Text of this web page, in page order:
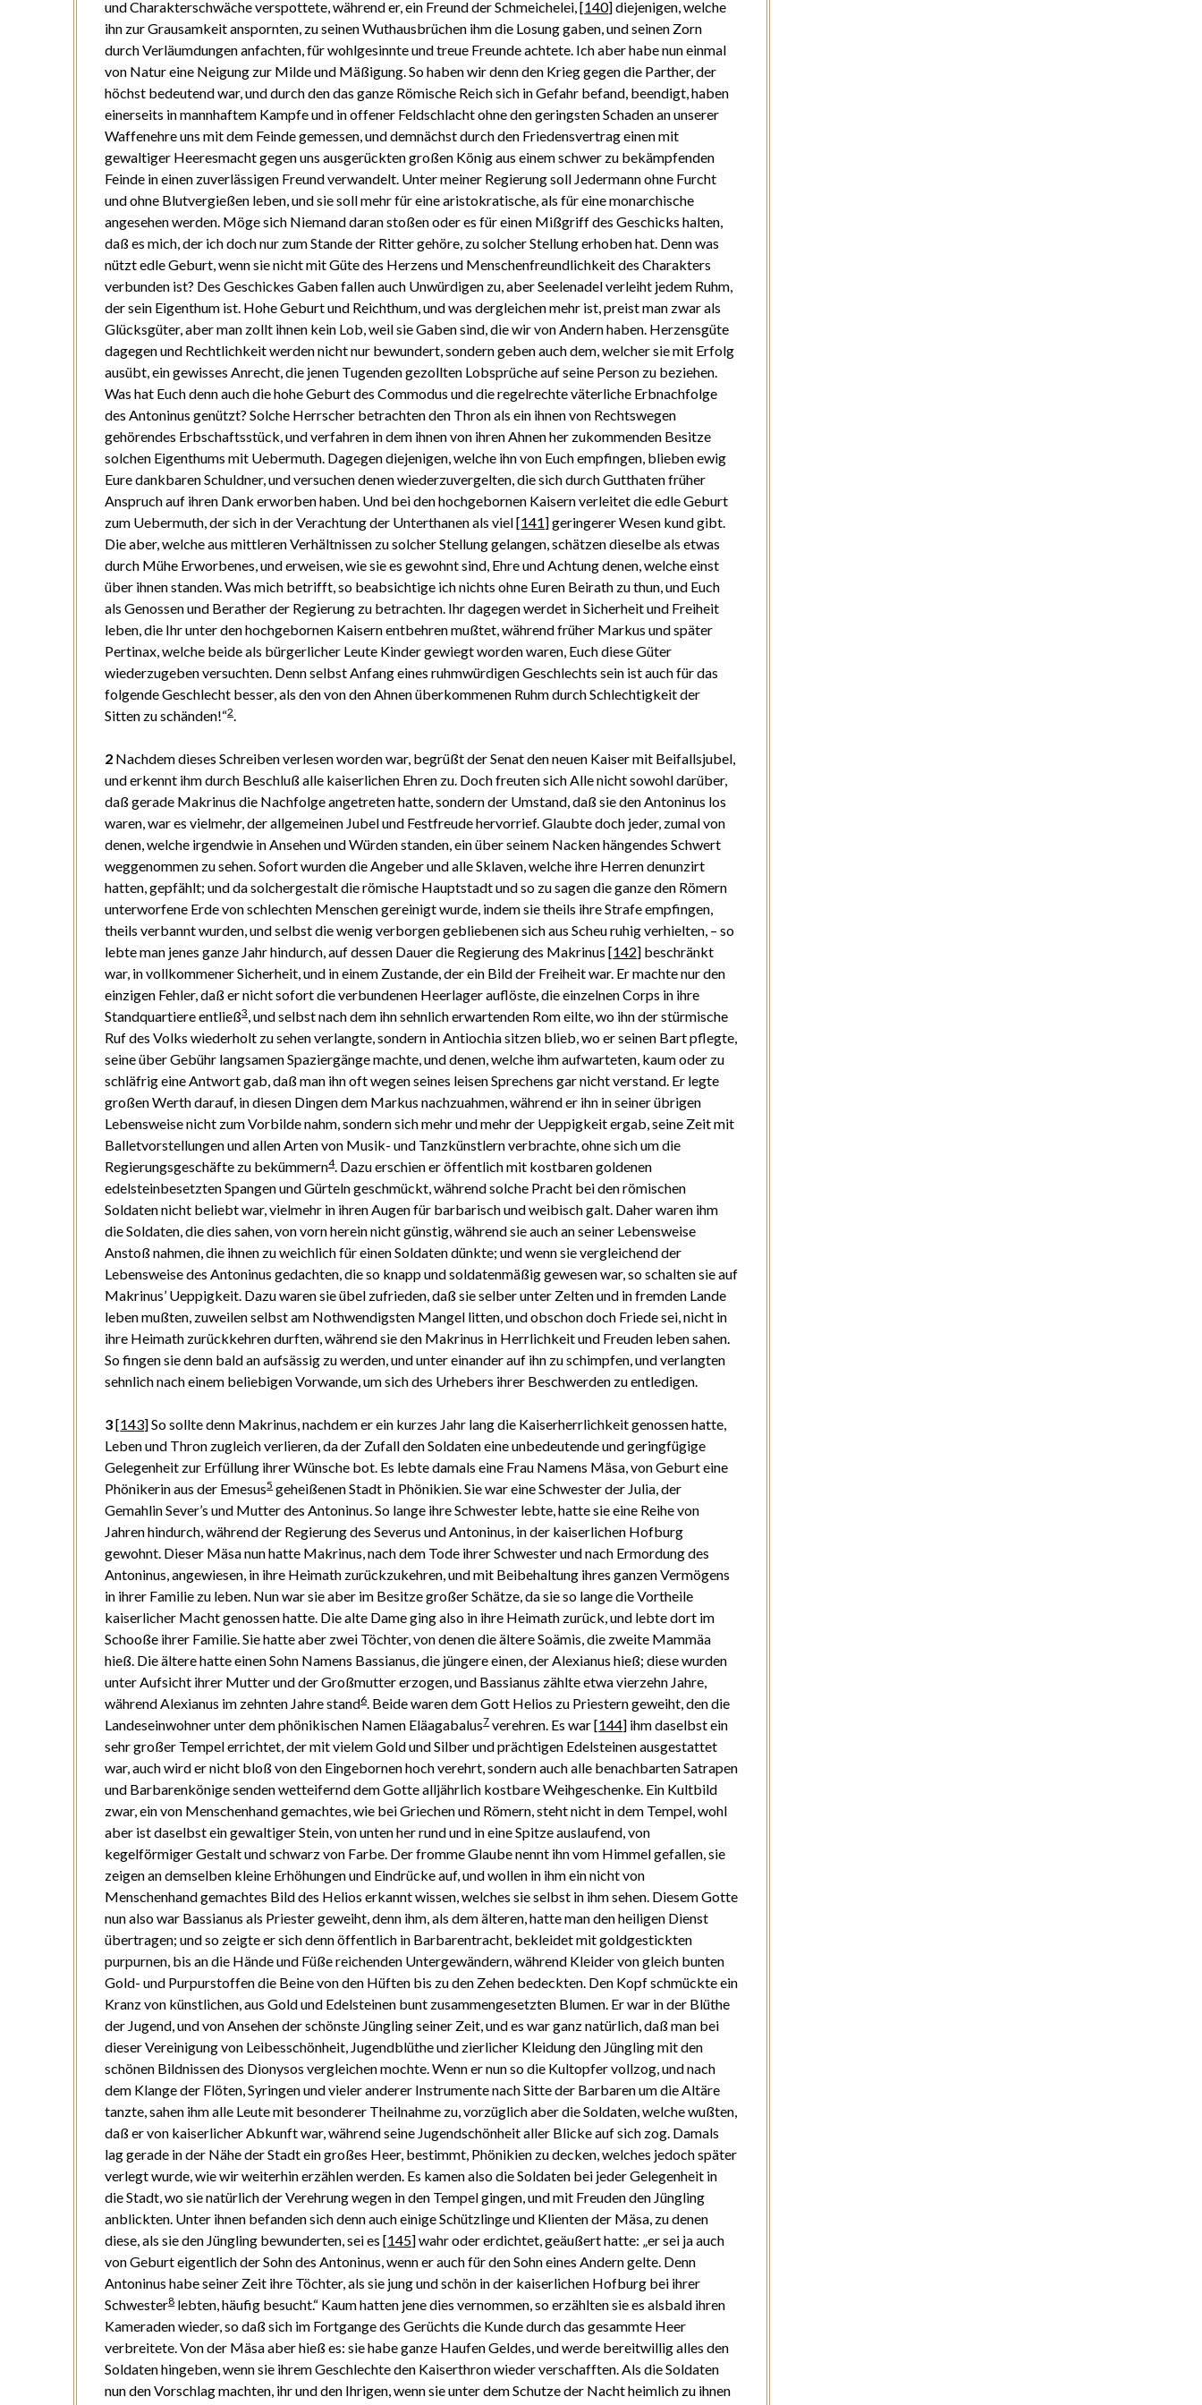
und Charakterschwäche verspottete, während er, ein Freund der Schmeichelei,[140]diejenigen, welche
ihn zur Grausamkeit anspornten, zu seinen Wuthausbrüchen ihm die Losung gaben, und seinen Zorn
durch Verläumdungen anfachten, für wohlgesinnte und treue Freunde achtete. Ich aber habe nun einmal
von Natur eine Neigung zur Milde und Mäßigung. So haben wir denn den Krieg gegen die Parther, der
höchst bedeutend war, und durch den das ganze Römische Reich sich in Gefahr befand, beendigt, haben
einerseits in mannhaftem Kampfe und in offener Feldschlacht ohne den geringsten Schaden an unserer
Waffenehre uns mit dem Feinde gemessen, und demnächst durch den Friedensvertrag einen mit
gewaltiger Heeresmacht gegen uns ausgerückten großen König aus einem schwer zu bekämpfenden
Feinde in einen zuverlässigen Freund verwandelt. Unter meiner Regierung soll Jedermann ohne Furcht
und ohne Blutvergießen leben, und sie soll mehr für eine aristokratische, als für eine monarchische
angesehen werden. Möge sich Niemand daran stoßen oder es für einen Mißgriff des Geschicks halten,
daß es mich, der ich doch nur zum Stande der Ritter gehöre, zu solcher Stellung erhoben hat. Denn was
nützt edle Geburt, wenn sie nicht mit Güte des Herzens und Menschenfreundlichkeit des Charakters
verbunden ist? Des Geschickes Gaben fallen auch Unwürdigen zu, aber Seelenadel verleiht jedem Ruhm,
der sein Eigenthum ist. Hohe Geburt und Reichthum, und was dergleichen mehr ist, preist man zwar als
Glücksgüter, aber man zollt ihnen kein Lob, weil sie Gaben sind, die wir von Andern haben. Herzensgüte
dagegen und Rechtlichkeit werden nicht nur bewundert, sondern geben auch dem, welcher sie mit Erfolg
ausübt, ein gewisses Anrecht, die jenen Tugenden gezollten Lobsprüche auf seine Person zu beziehen.
Was hat Euch denn auch die hohe Geburt des Commodus und die regelrechte väterliche Erbnachfolge
des Antoninus genützt? Solche Herrscher betrachten den Thron als ein ihnen von Rechtswegen
gehörendes Erbschaftsstück, und verfahren in dem ihnen von ihren Ahnen her zukommenden Besitze
solchen Eigenthums mit Uebermuth. Dagegen diejenigen, welche ihn von Euch empfingen, blieben ewig
Eure dankbaren Schuldner, und versuchen denen wiederzuvergelten, die sich durch Gutthaten früher
Anspruch auf ihren Dank erworben haben. Und bei den hochgebornen Kaisern verleitet die edle Geburt
zum Uebermuth, der sich in der Verachtung der Unterthanen als viel[141]geringerer Wesen kund gibt.
Die aber, welche aus mittleren Verhältnissen zu solcher Stellung gelangen, schätzen dieselbe als etwas
durch Mühe Erworbenes, und erweisen, wie sie es gewohnt sind, Ehre und Achtung denen, welche einst
über ihnen standen. Was mich betrifft, so beabsichtige ich nichts ohne Euren Beirath zu thun, und Euch
als Genossen und Berather der Regierung zu betrachten. Ihr dagegen werdet in Sicherheit und Freiheit
leben, die Ihr unter den hochgebornen Kaisern entbehren mußtet, während früher Markus und später
Pertinax, welche beide als bürgerlicher Leute Kinder gewiegt worden waren, Euch diese Güter
wiederzugeben versuchten. Denn selbst Anfang eines ruhmwürdigen Geschlechts sein ist auch für das
folgende Geschlecht besser, als den von den Ahnen überkommenen Ruhm durch Schlechtigkeit der
Sitten zu schänden!“2.
2 Nachdem dieses Schreiben verlesen worden war, begrüßt der Senat den neuen Kaiser mit Beifallsjubel,
und erkennt ihm durch Beschluß alle kaiserlichen Ehren zu. Doch freuten sich Alle nicht sowohl darüber,
daß gerade Makrinus die Nachfolge angetreten hatte, sondern der Umstand, daß sie den Antoninus los
waren, war es vielmehr, der allgemeinen Jubel und Festfreude hervorrief. Glaubte doch jeder, zumal von
denen, welche irgendwie in Ansehen und Würden standen, ein über seinem Nacken hängendes Schwert
weggenommen zu sehen. Sofort wurden die Angeber und alle Sklaven, welche ihre Herren denunzirt
hatten, gepfählt; und da solchergestalt die römische Hauptstadt und so zu sagen die ganze den Römern
unterworfene Erde von schlechten Menschen gereinigt wurde, indem sie theils ihre Strafe empfingen,
theils verbannt wurden, und selbst die wenig verborgen gebliebenen sich aus Scheu ruhig verhielten, – so
lebte man jenes ganze Jahr hindurch, auf dessen Dauer die Regierung des Makrinus[142] beschränkt
war, in vollkommener Sicherheit, und in einem Zustande, der ein Bild der Freiheit war. Er machte nur den
einzigen Fehler, daß er nicht sofort die verbundenen Heerlager auflöste, die einzelnen Corps in ihre
Standquartiere entließ3, und selbst nach dem ihn sehnlich erwartenden Rom eilte, wo ihn der stürmische
Ruf des Volks wiederholt zu sehen verlangte, sondern in Antiochia sitzen blieb, wo er seinen Bart pflegte,
seine über Gebühr langsamen Spaziergänge machte, und denen, welche ihm aufwarteten, kaum oder zu
schläfrig eine Antwort gab, daß man ihn oft wegen seines leisen Sprechens gar nicht verstand. Er legte
großen Werth darauf, in diesen Dingen dem Markus nachzuahmen, während er ihn in seiner übrigen
Lebensweise nicht zum Vorbilde nahm, sondern sich mehr und mehr der Ueppigkeit ergab, seine Zeit mit
Balletvorstellungen und allen Arten von Musik- und Tanzkünstlern verbrachte, ohne sich um die
Regierungsgeschäfte zu bekümmern4. Dazu erschien er öffentlich mit kostbaren goldenen
edelsteinbesetzten Spangen und Gürteln geschmückt, während solche Pracht bei den römischen
Soldaten nicht beliebt war, vielmehr in ihren Augen für barbarisch und weibisch galt. Daher waren ihm
die Soldaten, die dies sahen, von vorn herein nicht günstig, während sie auch an seiner Lebensweise
Anstoß nahmen, die ihnen zu weichlich für einen Soldaten dünkte; und wenn sie vergleichend der
Lebensweise des Antoninus gedachten, die so knapp und soldatenmäßig gewesen war, so schalten sie auf
Makrinus’ Ueppigkeit. Dazu waren sie übel zufrieden, daß sie selber unter Zelten und in fremden Lande
leben mußten, zuweilen selbst am Nothwendigsten Mangel litten, und obschon doch Friede sei, nicht in
ihre Heimath zurückkehren durften, während sie den Makrinus in Herrlichkeit und Freuden leben sahen.
So fingen sie denn bald an aufsässig zu werden, und unter einander auf ihn zu schimpfen, und verlangten
sehnlich nach einem beliebigen Vorwande, um sich des Urhebers ihrer Beschwerden zu entledigen.
3[143]So sollte denn Makrinus, nachdem er ein kurzes Jahr lang die Kaiserherrlichkeit genossen hatte,
Leben und Thron zugleich verlieren, da der Zufall den Soldaten eine unbedeutende und geringfügige
Gelegenheit zur Erfüllung ihrer Wünsche bot. Es lebte damals eine Frau Namens Mäsa, von Geburt eine
Phönikerin aus der Emesus5geheißenen Stadt in Phönikien. Sie war eine Schwester der Julia, der
Gemahlin Sever’s und Mutter des Antoninus. So lange ihre Schwester lebte, hatte sie eine Reihe von
Jahren hindurch, während der Regierung des Severus und Antoninus, in der kaiserlichen Hofburg
gewohnt. Dieser Mäsa nun hatte Makrinus, nach dem Tode ihrer Schwester und nach Ermordung des
Antoninus, angewiesen, in ihre Heimath zurückzukehren, und mit Beibehaltung ihres ganzen Vermögens
in ihrer Familie zu leben. Nun war sie aber im Besitze großer Schätze, da sie so lange die Vortheile
kaiserlicher Macht genossen hatte. Die alte Dame ging also in ihre Heimath zurück, und lebte dort im
Schooße ihrer Familie. Sie hatte aber zwei Töchter, von denen die ältere Soämis, die zweite Mammäa
hieß. Die ältere hatte einen Sohn Namens Bassianus, die jüngere einen, der Alexianus hieß; diese wurden
unter Aufsicht ihrer Mutter und der Großmutter erzogen, und Bassianus zählte etwa vierzehn Jahre,
während Alexianus im zehnten Jahre stand6. Beide waren dem Gott Helios zu Priestern geweiht, den die
Landeseinwohner unter dem phönikischen Namen Eläagabalus7verehren. Es war[144] ihm daselbst ein
sehr großer Tempel errichtet, der mit vielem Gold und Silber und prächtigen Edelsteinen ausgestattet
war, auch wird er nicht bloß von den Eingebornen hoch verehrt, sondern auch alle benachbarten Satrapen
und Barbarenkönige senden wetteifernd dem Gotte alljährlich kostbare Weihgeschenke. Ein Kultbild
zwar, ein von Menschenhand gemachtes, wie bei Griechen und Römern, steht nicht in dem Tempel, wohl
aber ist daselbst ein gewaltiger Stein, von unten her rund und in eine Spitze auslaufend, von
kegelförmiger Gestalt und schwarz von Farbe. Der fromme Glaube nennt ihn vom Himmel gefallen, sie
zeigen an demselben kleine Erhöhungen und Eindrücke auf, und wollen in ihm ein nicht von
Menschenhand gemachtes Bild des Helios erkannt wissen, welches sie selbst in ihm sehen. Diesem Gotte
nun also war Bassianus als Priester geweiht, denn ihm, als dem älteren, hatte man den heiligen Dienst
übertragen; und so zeigte er sich denn öffentlich in Barbarentracht, bekleidet mit goldgestickten
purpurnen, bis an die Hände und Füße reichenden Untergewändern, während Kleider von gleich bunten
Gold- und Purpurstoffen die Beine von den Hüften bis zu den Zehen bedeckten. Den Kopf schmückte ein
Kranz von künstlichen, aus Gold und Edelsteinen bunt zusammengesetzten Blumen. Er war in der Blüthe
der Jugend, und von Ansehen der schönste Jüngling seiner Zeit, und es war ganz natürlich, daß man bei
dieser Vereinigung von Leibesschönheit, Jugendblüthe und zierlicher Kleidung den Jüngling mit den
schönen Bildnissen des Dionysos vergleichen mochte. Wenn er nun so die Kultopfer vollzog, und nach
dem Klange der Flöten, Syringen und vieler anderer Instrumente nach Sitte der Barbaren um die Altäre
tanzte, sahen ihm alle Leute mit besonderer Theilnahme zu, vorzüglich aber die Soldaten, welche wußten,
daß er von kaiserlicher Abkunft war, während seine Jugendschönheit aller Blicke auf sich zog. Damals
lag gerade in der Nähe der Stadt ein großes Heer, bestimmt, Phönikien zu decken, welches jedoch später
verlegt wurde, wie wir weiterhin erzählen werden. Es kamen also die Soldaten bei jeder Gelegenheit in
die Stadt, wo sie natürlich der Verehrung wegen in den Tempel gingen, und mit Freuden den Jüngling
anblickten. Unter ihnen befanden sich denn auch einige Schützlinge und Klienten der Mäsa, zu denen
diese, als sie den Jüngling bewunderten, sei es[145]wahr oder erdichtet, geäußert hatte: „er sei ja auch
von Geburt eigentlich der Sohn des Antoninus, wenn er auch für den Sohn eines Andern gelte. Denn
Antoninus habe seiner Zeit ihre Töchter, als sie jung und schön in der kaiserlichen Hofburg bei ihrer
Schwester8lebten, häufig besucht.“ Kaum hatten jene dies vernommen, so erzählten sie es alsbald ihren
Kameraden wieder, so daß sich im Fortgange des Gerüchts die Kunde durch das gesammte Heer
verbreitete. Von der Mäsa aber hieß es: sie habe ganze Haufen Geldes, und werde bereitwillig alles den
Soldaten hingeben, wenn sie ihrem Geschlechte den Kaiserthron wieder verschafften. Als die Soldaten
nun den Vorschlag machten, ihr und den Ihrigen, wenn sie unter dem Schutze der Nacht heimlich zu ihnen